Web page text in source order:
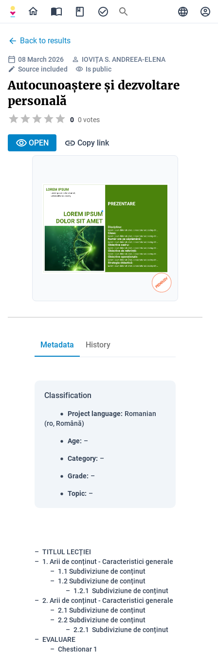
Back to results
08 March 2026
IOVIȚA S. ANDREEA-ELENA
Source included
Is public
Autocunoaștere și dezvoltare
personală
0 0 votes
OPEN Copy link
Metadata History
Classification
Project language: Romanian
(ro, Română)
Age: –
Category: –
Grade: –
Topic: –
TITLUL LECȚIEI
1. Arii de conținut - Caracteristici generale
1.1 Subdiviziune de conținut
1.2 Subdiviziune de conținut
1.2.1 Subdiviziune de conținut
2. Arii de conținut - Caracteristici generale
2.1 Subdiviziune de conținut
2.2 Subdiviziune de conținut
2.2.1 Subdiviziune de conținut
EVALUARE
Chestionar 1